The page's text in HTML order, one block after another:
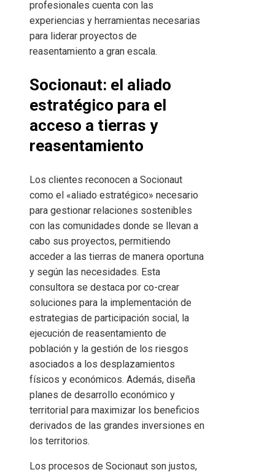
profesionales cuenta con las
experiencias y herramientas necesarias
para liderar proyectos de
reasentamiento a gran escala.
Socionaut: el aliado
estratégico para el
acceso a tierras y
reasentamiento
Los clientes reconocen a Socionaut
como el «aliado estratégico» necesario
para gestionar relaciones sostenibles
con las comunidades donde se llevan a
cabo sus proyectos, permitiendo
acceder a las tierras de manera oportuna
y según las necesidades. Esta
consultora se destaca por co-crear
soluciones para la implementación de
estrategias de participación social, la
ejecución de reasentamiento de
población y la gestión de los riesgos
asociados a los desplazamientos
físicos y económicos. Además, diseña
planes de desarrollo económico y
territorial para maximizar los beneficios
derivados de las grandes inversiones en
los territorios.
Los procesos de Socionaut son justos,